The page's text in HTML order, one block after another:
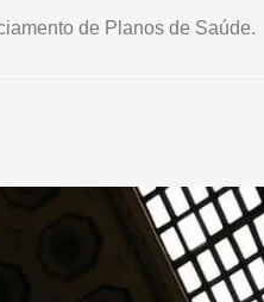
de Planos de Saúde.